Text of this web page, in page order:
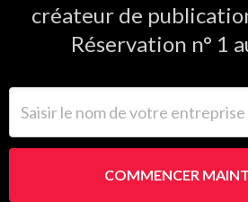
créateur de
Réservation n° 1
COMMENCER